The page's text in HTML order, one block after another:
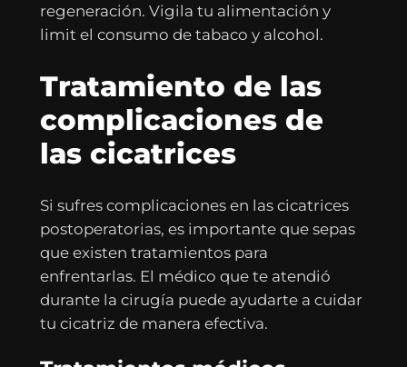
regeneración. Vigila tu alimentación y
limit el consumo de tabaco y alcohol.
Tratamiento de las
complicaciones de
las cicatrices
Si sufres complicaciones en las cicatrices
postoperatorias, es importante que sepas
que existen tratamientos para
enfrentarlas. El médico que te atendió
durante la cirugía puede ayudarte a cuidar
tu cicatriz de manera efectiva.